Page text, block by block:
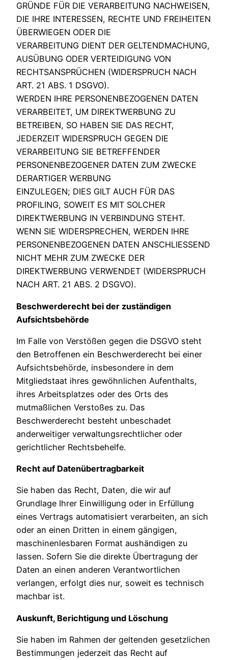
GRÜNDE FÜR DIE VERARBEITUNG NACHWEISEN,
DIE IHRE INTERESSEN, RECHTE UND FREIHEITEN
ÜBERWIEGEN ODER DIE
VERARBEITUNG DIENT DER GELTENDMACHUNG,
AUSÜBUNG ODER VERTEIDIGUNG VON
RECHTSANSPRÜCHEN (WIDERSPRUCH NACH
ART. 21 ABS. 1 DSGVO).
WERDEN IHRE PERSONENBEZOGENEN DATEN
VERARBEITET, UM DIREKTWERBUNG ZU
BETREIBEN, SO HABEN SIE DAS RECHT,
JEDERZEIT WIDERSPRUCH GEGEN DIE
VERARBEITUNG SIE BETREFFENDER
PERSONENBEZOGENER DATEN ZUM ZWECKE
DERARTIGER WERBUNG
EINZULEGEN; DIES GILT AUCH FÜR DAS
PROFILING, SOWEIT ES MIT SOLCHER
DIREKTWERBUNG IN VERBINDUNG STEHT.
WENN SIE WIDERSPRECHEN, WERDEN IHRE
PERSONENBEZOGENEN DATEN ANSCHLIESSEND
NICHT MEHR ZUM ZWECKE DER
DIREKTWERBUNG VERWENDET (WIDERSPRUCH
NACH ART. 21 ABS. 2 DSGVO).
Beschwerderecht bei der zuständigen
Aufsichtsbehörde
Im Falle von Verstößen gegen die DSGVO steht
den Betroffenen ein Beschwerderecht bei einer
Aufsichtsbehörde, insbesondere in dem
Mitgliedstaat ihres gewöhnlichen Aufenthalts,
ihres Arbeitsplatzes oder des Orts des
mutmaßlichen Verstoßes zu. Das
Beschwerderecht besteht unbeschadet
anderweitiger verwaltungsrechtlicher oder
gerichtlicher Rechtsbehelfe.
Recht auf Datenübertragbarkeit
Sie haben das Recht, Daten, die wir auf
Grundlage Ihrer Einwilligung oder in Erfüllung
eines Vertrags automatisiert verarbeiten, an sich
oder an einen Dritten in einem gängigen,
maschinenlesbaren Format aushändigen zu
lassen. Sofern Sie die direkte Übertragung der
Daten an einen anderen Verantwortlichen
verlangen, erfolgt dies nur, soweit es technisch
machbar ist.
Auskunft, Berichtigung und Löschung
Sie haben im Rahmen der geltenden gesetzlichen
Bestimmungen jederzeit das Recht auf